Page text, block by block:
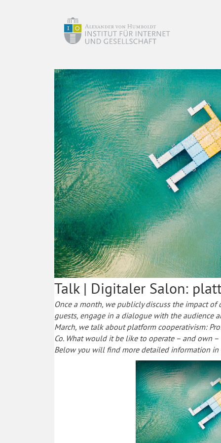
Talk | Digitaler Salon:
Once a month, we publicly discuss the impact
guests, engage in a dialogue with the audience
March, we talk about platform cooperativism:
Co. What would it be like to operate – and own
Below you will find more detailed information in